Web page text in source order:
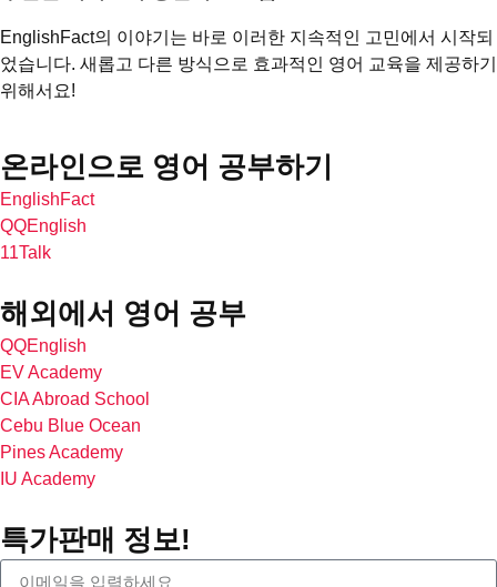
EnglishFact의 이야기는 바로 이러한 지속적인 고민에서 시작되
었습니다. 새롭고 다른 방식으로 효과적인 영어 교육을 제공하기
위해서요!
온라인으로 영어 공부하기
EnglishFact
QQEnglish
11Talk
해외에서 영어 공부
QQEnglish
EV Academy
CIA Abroad School
Cebu Blue Ocean
Pines Academy
IU Academy
특가판매 정보!